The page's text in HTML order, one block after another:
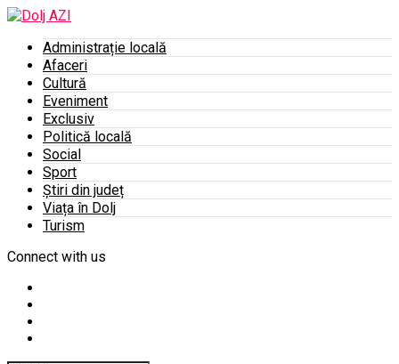
Administrație locală
Afaceri
Cultură
Eveniment
Exclusiv
Politică locală
Social
Sport
Știri din județ
Viața în Dolj
Turism
Connect with us